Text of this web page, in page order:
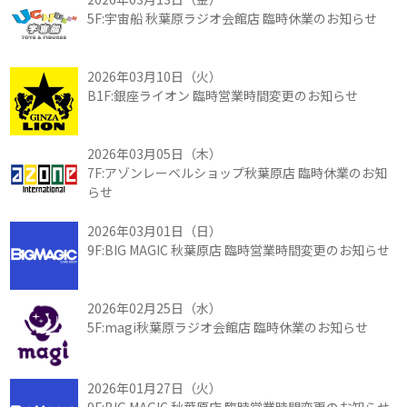
5F:宇宙船 秋葉原ラジオ会館店 臨時休業のお知らせ
2026年03月10日（火）
B1F:銀座ライオン 臨時営業時間変更のお知らせ
2026年03月05日（木）
7F:アゾンレーベルショップ秋葉原店 臨時休業のお知
らせ
2026年03月01日（日）
9F:BIG MAGIC 秋葉原店 臨時営業時間変更のお知らせ
2026年02月25日（水）
5F:magi秋葉原ラジオ会館店 臨時休業のお知らせ
2026年01月27日（火）